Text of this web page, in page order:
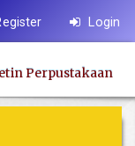
Login
Perpustakaan